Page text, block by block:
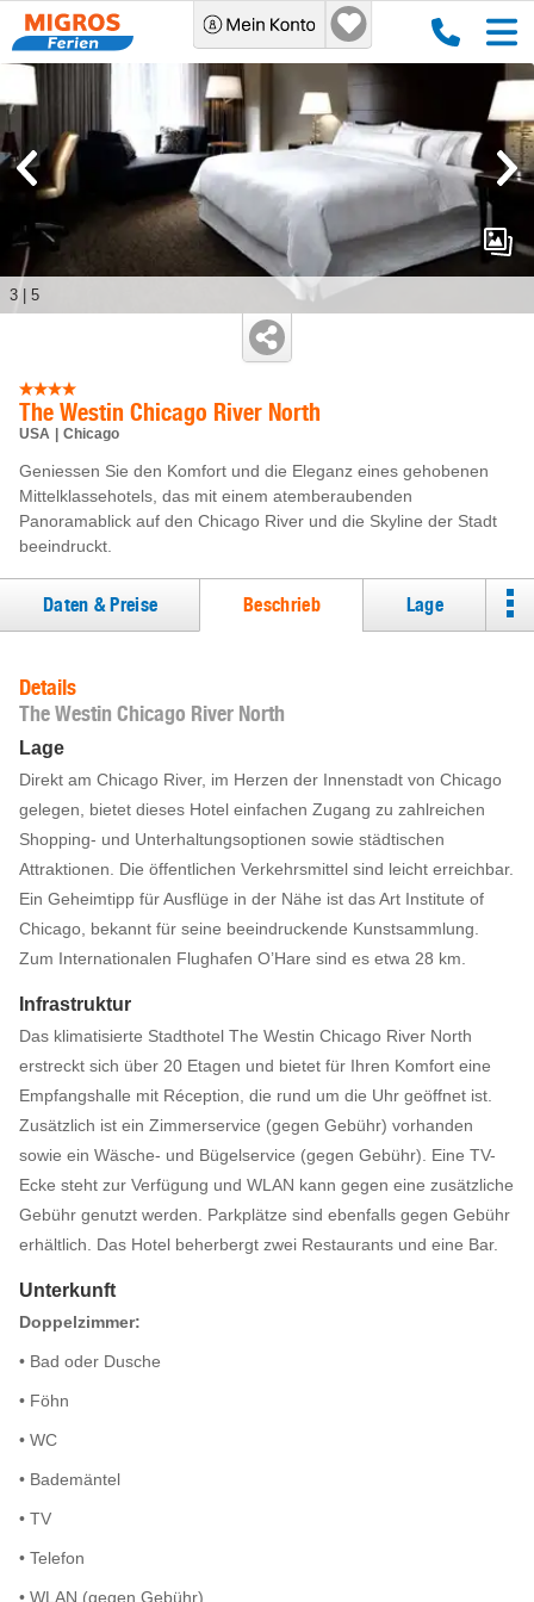
The Westin Chicago River North
USA Chicago
Geniessen Sie den Komfort und die Eleganz eines gehobenen
Mittelklassehotels, das mit einem atemberaubenden
Panoramablick auf den Chicago River und die Skyline der Stadt
beeindruckt.
3 5
Daten & Preise Beschrieb Lage
Details
The Westin Chicago River North
Lage
Direkt am Chicago River, im Herzen der Innenstadt von Chicago
gelegen, bietet dieses Hotel einfachen Zugang zu zahlreichen
Shopping- und Unterhaltungsoptionen sowie städtischen
Attraktionen. Die öffentlichen Verkehrsmittel sind leicht erreichbar.
Ein Geheimtipp für Ausflüge in der Nähe ist das Art Institute of
Chicago, bekannt für seine beeindruckende Kunstsammlung.
Zum Internationalen Flughafen O’Hare sind es etwa 28 km.
Infrastruktur
Das klimatisierte Stadthotel The Westin Chicago River North
erstreckt sich über 20 Etagen und bietet für Ihren Komfort eine
Empfangshalle mit Réception, die rund um die Uhr geöffnet ist.
Zusätzlich ist ein Zimmerservice (gegen Gebühr) vorhanden
sowie ein Wäsche- und Bügelservice (gegen Gebühr). Eine TV-
Ecke steht zur Verfügung und WLAN kann gegen eine zusätzliche
Gebühr genutzt werden. Parkplätze sind ebenfalls gegen Gebühr
erhältlich. Das Hotel beherbergt zwei Restaurants und eine Bar.
Unterkunft
Doppelzimmer:
• Bad oder Dusche
• Föhn
• WC
• Bademäntel
• TV
• Telefon
• WLAN (gegen Gebühr)